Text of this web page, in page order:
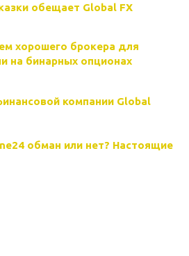
обещает Global FX
хорошего брокера для
на бинарных опционах
компании Global
обман или нет? Настоящие